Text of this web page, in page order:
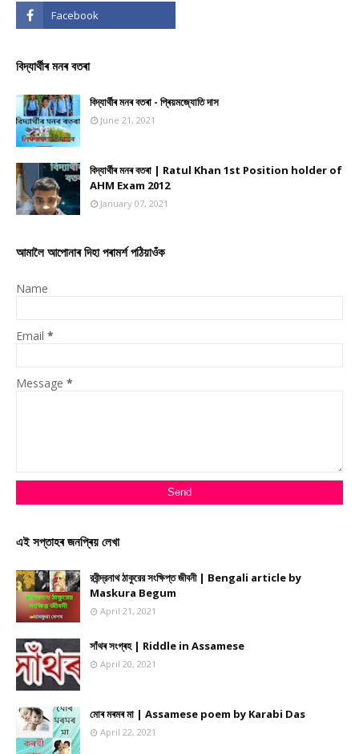
বিদ্যাৰ্থীৰ মনৰ বতৰা
বিদ্যাৰ্থীৰ মনৰ বতৰা - প্ৰিয়মজ্যোতি দাস
June 21, 2021
বিদ্যাৰ্থীৰ মনৰ বতৰা | Ratul Khan 1st Position holder of
AHM Exam 2012
January 07, 2021
আমালৈ আপোনাৰ দিহা পৰামৰ্শ পঠিয়াওঁক
Name
Email *
Message *
এই সপ্তাহৰ জনপ্ৰিয় লেখা
রবীন্দ্রনাথ ঠাকুরের সংক্ষিপ্ত জীবনী | Bengali article by
Maskura Begum
April 21, 2021
সাঁথৰ সংগ্ৰহ | Riddle in Assamese
April 20, 2021
মোৰ মৰমৰ মা | Assamese poem by Karabi Das
April 22, 2021